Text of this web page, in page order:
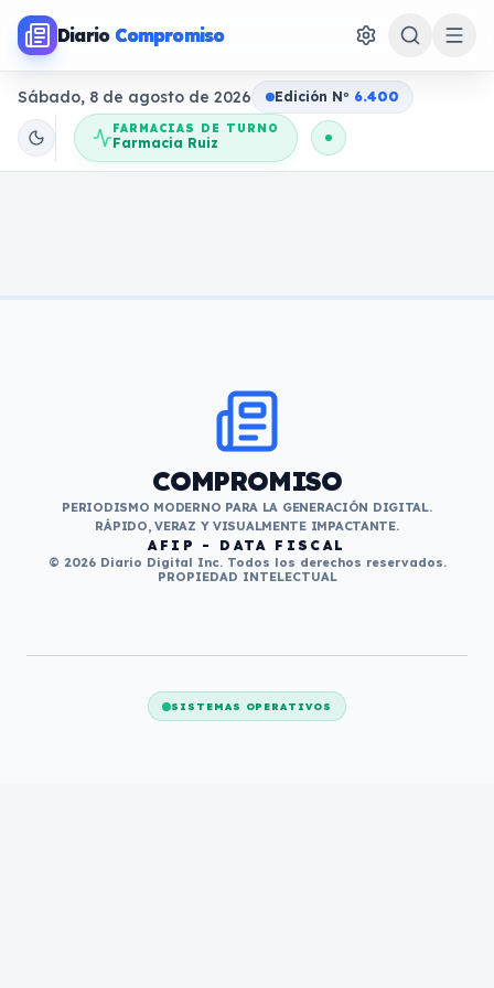
Diario Compromiso
Sábado, 8 de agosto de 2026 Edición No 6.400
FARMACIAS DE TURNO
Farmacia Ruiz
COMPROMISO
PERIODISMO MODERNO PARA LA GENERACIÓN DIGITAL.
RÁPIDO, VERAZ Y VISUALMENTE IMPACTANTE.
AFIP - DATA FISCAL
© 2026 Diario Digital Inc. Todos los derechos reservados.
PROPIEDAD INTELECTUAL
SISTEMAS OPERATIVOS